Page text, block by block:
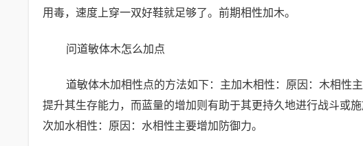
用毒，速度上穿一双好鞋就足够了。前期相性加木。
问道敏体木怎么加点
道敏体木加相性点的方法如下：主加木相性：原因：木相性
提升其生存能力，而蓝量的增加则有助于其更持久地进行战斗或
次加水相性：原因：水相性主要增加防御力。